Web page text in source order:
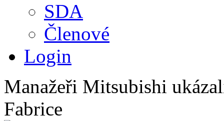
SDA
Členové
Login
Manažeři Mitsubishi
Fabrice